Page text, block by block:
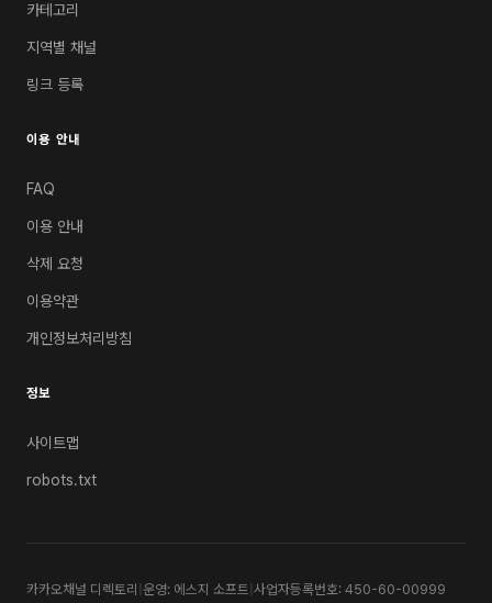
카테고리
지역별 채널
링크 등록
이용 안내
FAQ
이용 안내
삭제 요청
이용약관
개인정보처리방침
정보
사이트맵
robots.txt
카카오채널 디렉토리 운영: 에스지 소프트 사업자등록번호: 450-60-00999